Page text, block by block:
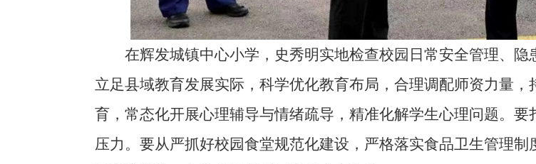
在辉发城镇中心小学，史秀明实地检查校园日常安全管理、隐
立足县域教育发展实际，科学优化教育布局，合理调配师资力量
育，常态化开展心理辅导与情绪疏导，精准化解学生心理问题。
压力。要从严抓好校园食堂规范化建设，严格落实食品卫生管理